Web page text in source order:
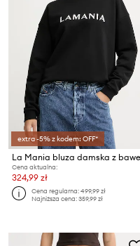
extra -5% z kodem: OFF*
Cena aktualna:
324,99 zł
Cena regularna:499,99 zł
Najniższa cena:359,99 zł